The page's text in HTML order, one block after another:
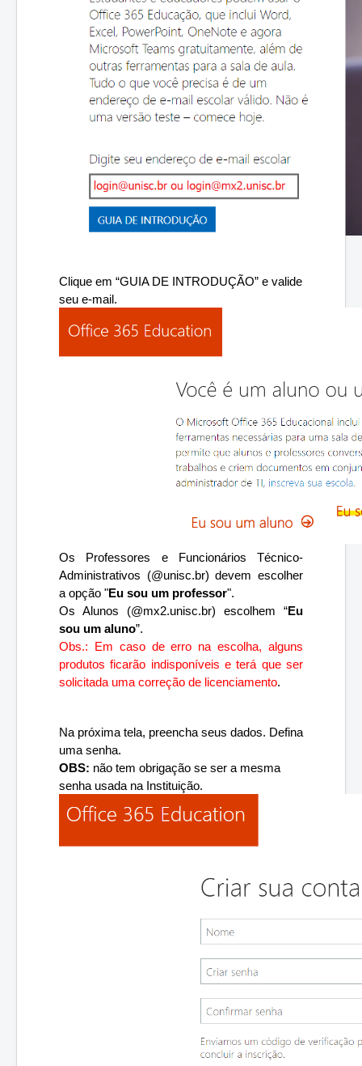
Clique em “GUIA DE INTRODUÇÃO” e valide
seu e-mail.
Os Professores e Funcionários Técnico-
Administrativos (@unisc.br) devem escolher
a opção "Eu sou um professor".
Os Alunos (@mx2.unisc.br) escolhem “Eu
sou um aluno”.
Obs.: Em caso de erro na escolha, alguns
produtos ficarão indisponíveis e terá que ser
solicitada uma correção de licenciamento.
Na próxima tela, preencha seus dados. Defina
uma senha.
OBS: não tem obrigação se ser a mesma
senha usada na Instituição.